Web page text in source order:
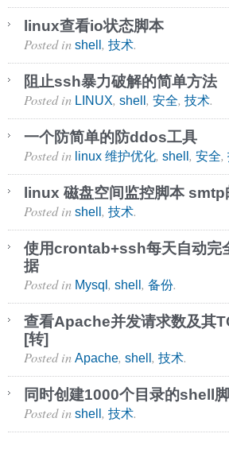
linux查看io状态脚本
Posted in shell, 技术.
阻止ssh暴力破解的简单方法
Posted in LINUX, shell, 安全, 技术.
一个防简单的防ddos工具
Posted in linux 维护优化, shell, 安全,
linux 磁盘空间监控脚本 smtp
Posted in shell, 技术.
使用crontab+ssh每天自动完
据
Posted in Mysql, shell, 备份.
查看Apache并发请求数及其
[转]
Posted in Apache, shell, 技术.
同时创建1000个目录的shell
Posted in shell, 技术.